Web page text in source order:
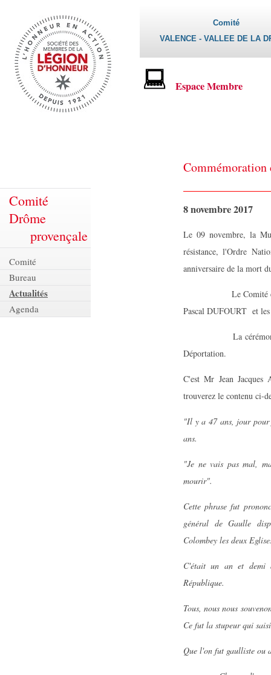
Comité
VALENCE - VALLEE DE LA
Espace Membre
Comité
Drôme
provençale
Comité
Bureau
Actualités
Agenda
Commémoration
8 novembre 2017
Le 09 novembre, la
résistance, l'Ordre
anniversaire de la mort
Le Comité était
Pascal DUFOURT et
La cérémonie a eu
Déportation.
C'est Mr Jean
trouverez le contenu ci-
"Il y a 47 ans, jour
ans.
"Je ne vais pas mal,
mourir".
Cette phrase fut
général de Gaulle
Colombey les deux
C'était un an et demi
République.
Tous, nous nous
Ce fut la stupeur qui
Que l'on fut gaulliste ou